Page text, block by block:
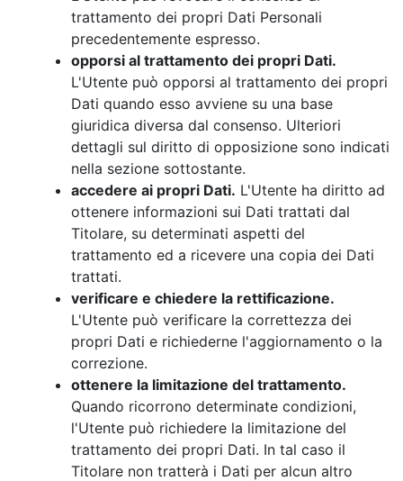
trattamento dei propri Dati Personali
precedentemente espresso.
opporsi al trattamento dei propri Dati.
L'Utente può opporsi al trattamento dei propri
Dati quando esso avviene su una base
giuridica diversa dal consenso. Ulteriori
dettagli sul diritto di opposizione sono indicati
nella sezione sottostante.
accedere ai propri Dati. L'Utente ha diritto ad
ottenere informazioni sui Dati trattati dal
Titolare, su determinati aspetti del
trattamento ed a ricevere una copia dei Dati
trattati.
verificare e chiedere la rettificazione.
L'Utente può verificare la correttezza dei
propri Dati e richiederne l'aggiornamento o la
correzione.
ottenere la limitazione del trattamento.
Quando ricorrono determinate condizioni,
l'Utente può richiedere la limitazione del
trattamento dei propri Dati. In tal caso il
Titolare non tratterà i Dati per alcun altro